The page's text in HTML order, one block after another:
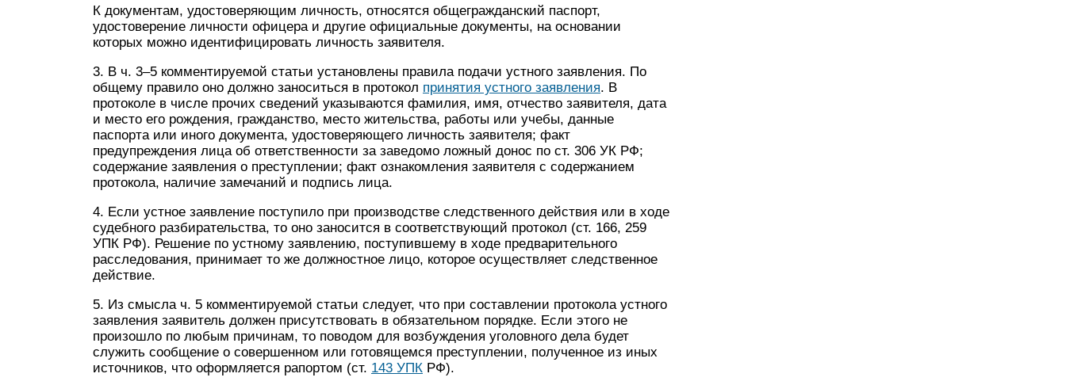
К документам, удостоверяющим личность, относятся общегражданский паспорт,
удостоверение личности офицера и другие официальные документы, на основании
которых можно идентифицировать личность заявителя.
3. В ч. 3–5 комментируемой статьи установлены правила подачи устного заявления. По
общему правило оно должно заноситься в протокол принятия устного заявления. В
протоколе в числе прочих сведений указываются фамилия, имя, отчество заявителя, дата
и место его рождения, гражданство, место жительства, работы или учебы, данные
паспорта или иного документа, удостоверяющего личность заявителя; факт
предупреждения лица об ответственности за заведомо ложный донос по ст. 306 УК РФ;
содержание заявления о преступлении; факт ознакомления заявителя с содержанием
протокола, наличие замечаний и подпись лица.
4. Если устное заявление поступило при производстве следственного действия или в ходе
судебного разбирательства, то оно заносится в соответствующий протокол (ст. 166, 259
УПК РФ). Решение по устному заявлению, поступившему в ходе предварительного
расследования, принимает то же должностное лицо, которое осуществляет следственное
действие.
5. Из смысла ч. 5 комментируемой статьи следует, что при составлении протокола устного
заявления заявитель должен присутствовать в обязательном порядке. Если этого не
произошло по любым причинам, то поводом для возбуждения уголовного дела будет
служить сообщение о совершенном или готовящемся преступлении, полученное из иных
источников, что оформляется рапортом (ст. 143 УПК РФ).